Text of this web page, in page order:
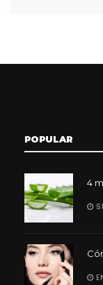
POPULAR
4